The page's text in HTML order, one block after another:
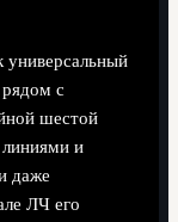
универсальный
с
шестой
и
даже
ЛЧ его